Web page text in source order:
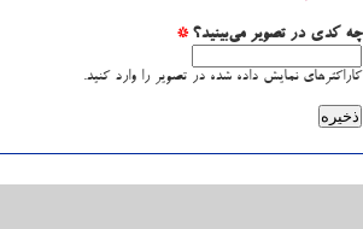
چه کدی در تصویر می‌بینید؟*
کاراکترهای نمایش داده شده در تصویر را وارد کنید.